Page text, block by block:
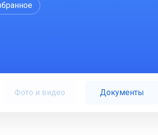
Фото и видео Документы